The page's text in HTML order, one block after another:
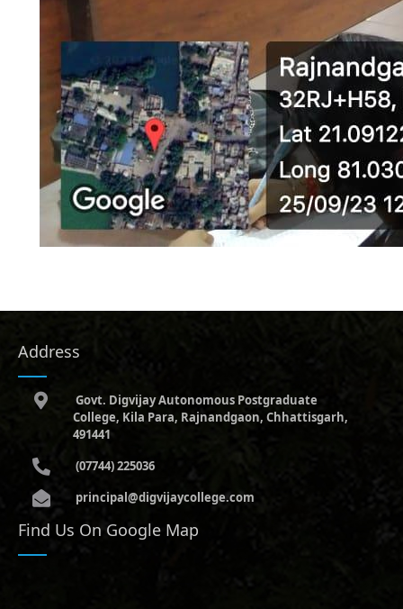
Address
Govt. Digvijay Autonomous Postgraduate
College, Kila Para, Rajnandgaon, Chhattisgarh,
491441
(07744) 225036
principal@digvijaycollege.com
Find Us On Google Map